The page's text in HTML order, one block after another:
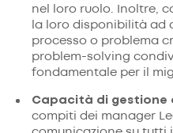
nel loro ruolo. Inoltre,
la loro disponibilità ad
processo o problema
problem-solving
fondamentale per il
Capacità di gestione
compiti dei manager